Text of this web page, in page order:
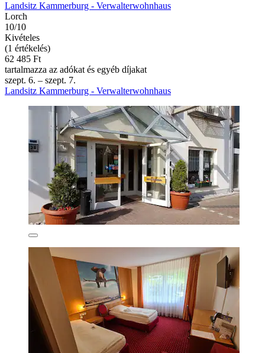
Landsitz Kammerburg - Verwalterwohnhaus
Lorch
10/10
Kivételes
(1 értékelés)
62 485 Ft
tartalmazza az adókat és egyéb díjakat
szept. 6. – szept. 7.
Landsitz Kammerburg - Verwalterwohnhaus